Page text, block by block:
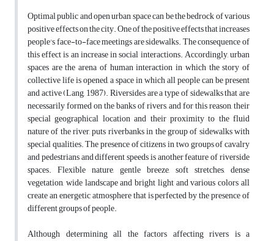
Optimal public and open urban space can be the bedrock of various
positive effects on the city. One of the positive effects that increases
people's face-to-face meetings are sidewalks. The consequence of
this effect is an increase in social interactions. Accordingly, urban
spaces are the arena of human interaction in which the story of
collective life is opened, a space in which all people can be present
and active (Lang, 1987). Riversides are a type of sidewalks that are
necessarily formed on the banks of rivers, and for this reason, their
special geographical location and their proximity to the fluid
nature of the river, puts riverbanks in the group of sidewalks with
special qualities. The presence of citizens in two groups of cavalry
and pedestrians and different speeds is another feature of riverside
spaces. Flexible nature, gentle breeze, soft stretches, dense
vegetation, wide landscape and bright light and various colors all
create an energetic atmosphere that is perfected by the presence of
different groups of people.
Although determining all the factors affecting rivers is a